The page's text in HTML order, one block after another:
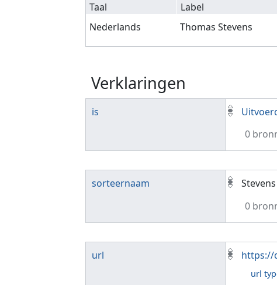
Taal Label
Nederlands
Thomas Stevens
Verklaringen
is
0
sorteernaam
0
url https://
url